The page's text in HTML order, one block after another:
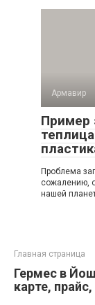
Армавир
Пример
Проблема
сожалению,
нашей
Главная страница
Гермес в
карте,